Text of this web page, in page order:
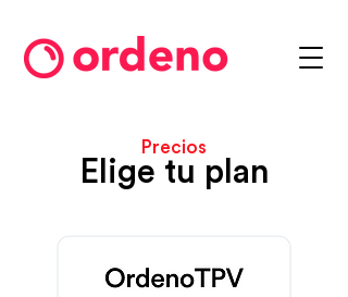
Precios
Elige tu plan